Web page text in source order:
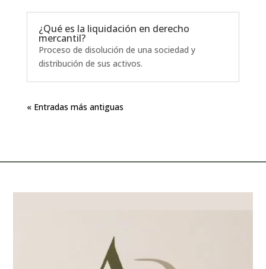
¿Qué es la liquidación en derecho
mercantil?
Proceso de disolución de una sociedad y
distribución de sus activos.
« Entradas más antiguas